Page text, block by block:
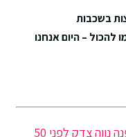
בשכבות
– היום אנחנו